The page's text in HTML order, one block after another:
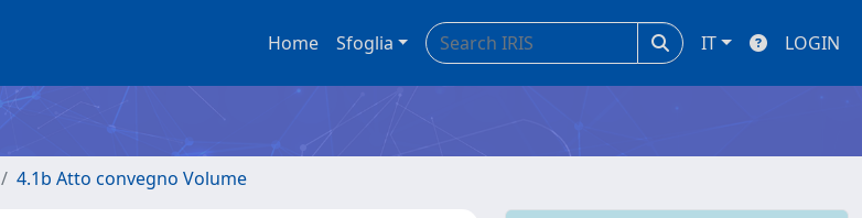
Home Sfoglia IT LOGIN
4.1b Atto convegno Volume